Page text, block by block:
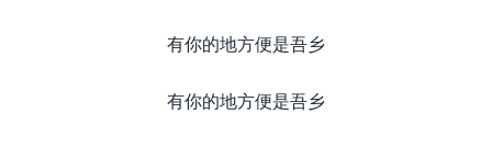
有你的地方便是吾乡
有你的地方便是吾乡